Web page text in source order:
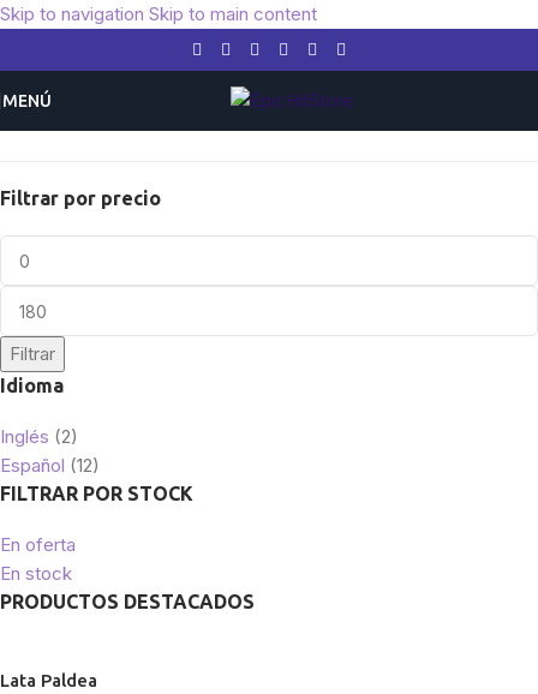
Skip to navigation Skip to main content
MENÚ
Filtrar por precio
Filtrar
Idioma
Inglés (2)
Español (12)
FILTRAR POR STOCK
En oferta
En stock
PRODUCTOS DESTACADOS
Lata Paldea